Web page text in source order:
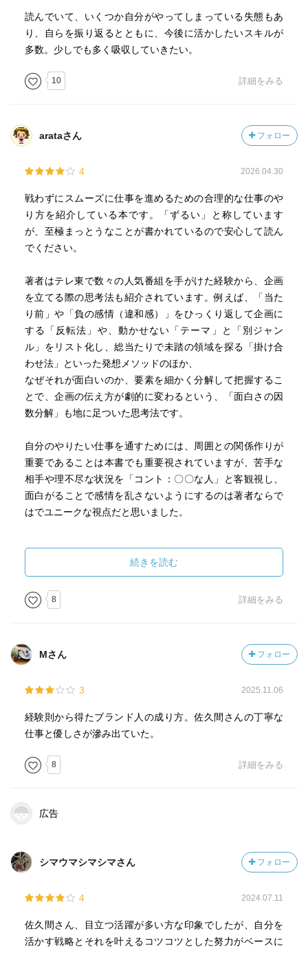
読んでいて、いくつか自分がやってしまっている失態もあ
り、自らを振り返るとともに、今後に活かしたいスキルが
多数。少しでも多く吸収していきたい。
10 詳細をみる
arataさん フォロー
4 2026.04.30
戦わずにスムーズに仕事を進めるための合理的な仕事のや
り方を紹介している本です。「ずるい」と称しています
が、至極まっとうなことが書かれているので安心して読ん
でください。
著者はテレ東で数々の人気番組を手がけた経験から、企画
を立てる際の思考法も紹介されています。例えば、「当た
り前」や「負の感情（違和感）」をひっくり返して企画に
する「反転法」や、動かせない「テーマ」と「別ジャン
ル」をリスト化し、総当たりで未踏の領域を探る「掛け合
わせ法」といった発想メソッドのほか、
なぜそれが面白いのか、要素を細かく分解して把握するこ
とで、企画の伝え方が劇的に変わるという、「面白さの因
数分解」も地に足ついた思考法です。
自分のやりたい仕事を通すためには、周囲との関係作りが
重要であることは本書でも重要視されていますが、苦手な
相手や理不尽な状況を「コント：〇〇な人」と客観視し、
面白がることで感情を乱さないようにするのは著者ならで
はでユニークな視点だと思いました。
続きを読む
8 詳細をみる
Mさん フォロー
3 2025.11.06
経験則から得たブランド人の成り方。佐久間さんの丁寧な
仕事と優しさが滲み出ていた。
8 詳細をみる
広告
シマウマシマシマさん フォロー
4 2024.07.11
佐久間さん、目立つ活躍が多い方な印象でしたが、自分を
活かす戦略とそれを叶えるコツコツとした努力がベースに